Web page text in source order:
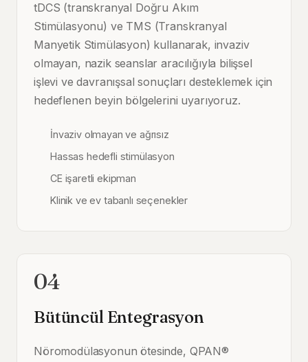
tDCS (transkranyal Doğru Akım
Stimülasyonu) ve TMS (Transkranyal
Manyetik Stimülasyon) kullanarak, invaziv
olmayan, nazik seanslar aracılığıyla bilişsel
işlevi ve davranışsal sonuçları desteklemek için
hedeflenen beyin bölgelerini uyarıyoruz.
İnvaziv olmayan ve ağrısız
Hassas hedefli stimülasyon
CE işaretli ekipman
Klinik ve ev tabanlı seçenekler
04
Bütüncül Entegrasyon
Nöromodülasyonun ötesinde, QPAN®